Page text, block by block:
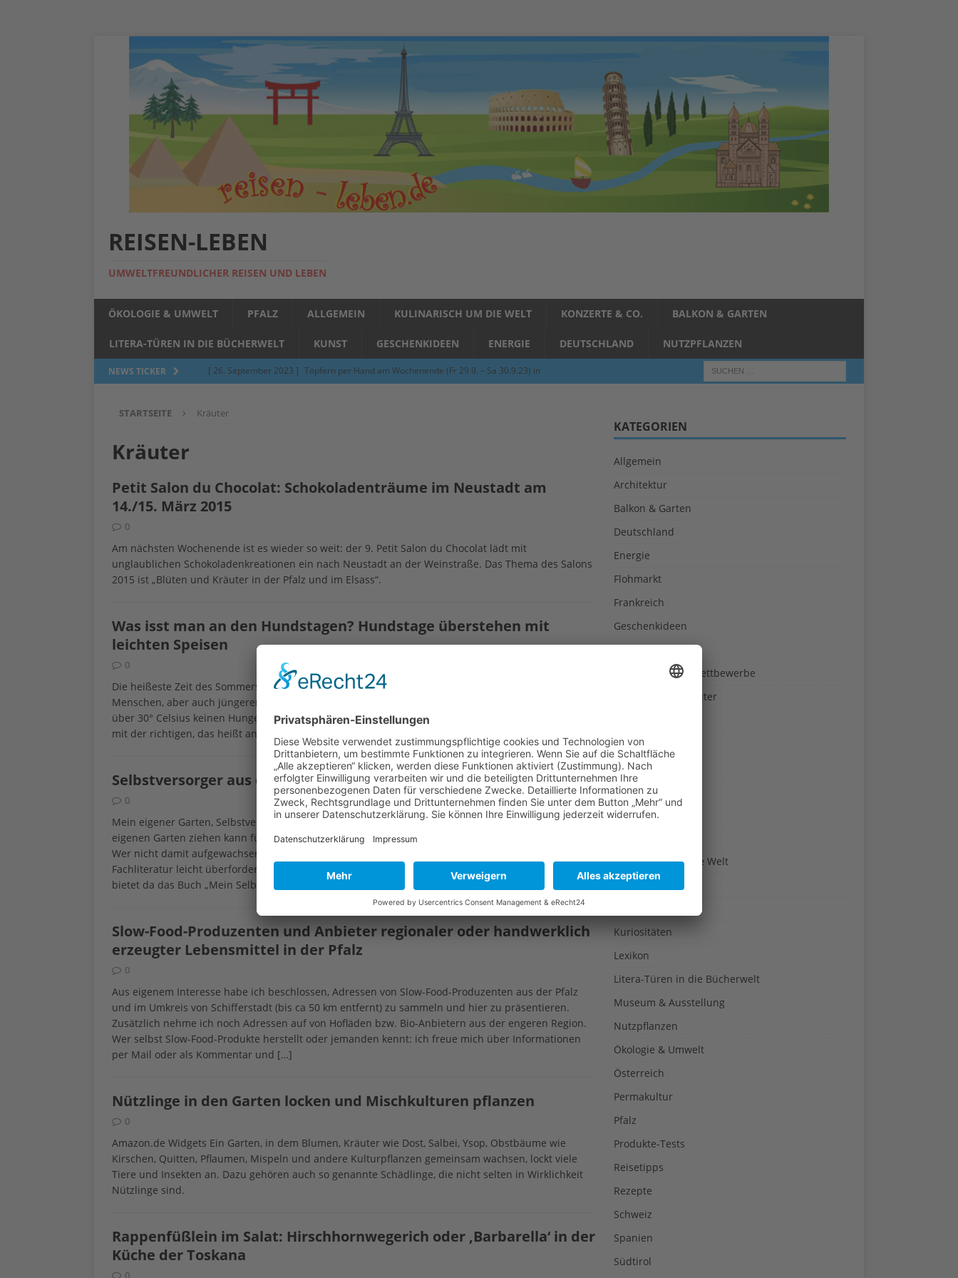
REISEN-LEBEN
UMWELTFREUNDLICHER REISEN UND LEBEN
ÖKOLOGIE & UMWELT PFALZ ALLGEMEIN KULINARISCH UM DIE WELT KONZERTE & CO. BALKON & GARTEN
LITERA-TÜREN IN DIE BÜCHERWELT KUNST GESCHENKIDEEN ENERGIE DEUTSCHLAND NUTZPFLANZEN
NEWS TICKER [ 26. September 2023 ] Töpfern per Hand am Wochenende (Fr 29.9. – Sa 30.9.23) in
[ 5. Juni 2023 ]
[ 24. März 2023 ]
Töpfern per Hand am Abend in Limburgerhof
ALLGEMEIN
Jucken auf acht Beinen…
GESUNDHEIT
STARTSEITE Kräuter
Kräuter
Petit Salon du Chocolat: Schokoladenträume im Neustadt am
14./15. März 2015
0
Am nächsten Wochenende ist es wieder so weit: der 9. Petit Salon du Chocolat lädt mit
unglaublichen Schokoladenkreationen ein nach Neustadt an der Weinstraße. Das Thema des Salons
2015 ist „Blüten und Kräuter in der Pfalz und im Elsass“.
Was isst man an den Hundstagen? Hundstage überstehen mit
leichten Speisen
0
Die heißeste Zeit des Sommers zwischen Juli und August ist auch die Zeit, in der gerade alten
Menschen, aber auch jüngeren Leuten der Appetit vergeht. Viele Leute haben bei Temperaturen von
über 30° Celsius keinen Hunger, essen kaum etwas und fühlen sich schlapp. Dabei kann man sich
mit der richtigen, das heißt an die Hitze angepasster Ernährung, etwas gegen die
Selbstversorger aus dem eigenen Garten – praktische Anleitung
0
Mein eigener Garten, Selbstversorger im Mini-Format – frische Kräuter, Obst und Gemüse im
eigenen Garten ziehen kann für blutige Anfänger zunächst ein eher frustrierendes Erlebnis sein:
Wer nicht damit aufgewachsen ist zu gärtnern, fühlt sich von der Fülle an detail- und wortreicher
Fachliteratur leicht überfordert. Praktische Infos für Garten-Neulinge, die Essbares pflanzen wollen,
bietet da das Buch „Mein Selbstversorger-Garten Monat
Slow-Food-Produzenten und Anbieter regionaler oder handwerklich
erzeugter Lebensmittel in der Pfalz
0
Aus eigenem Interesse habe ich beschlossen, Adressen von Slow-Food-Produzenten aus der Pfalz
und im Umkreis von Schifferstadt (bis ca 50 km entfernt) zu sammeln und hier zu präsentieren.
Zusätzlich nehme ich noch Adressen auf von Hofläden bzw. Bio-Anbietern aus der engeren Region.
Wer selbst Slow-Food-Produkte herstellt oder jemanden kennt: ich freue mich über Informationen
per Mail oder als Kommentar und […]
Nützlinge in den Garten locken und Mischkulturen pflanzen
0
Amazon.de Widgets Ein Garten, in dem Blumen, Kräuter wie Dost, Salbei, Ysop, Obstbäume wie
Kirschen, Quitten, Pflaumen, Mispeln und andere Kulturpflanzen gemeinsam wachsen, lockt viele
Tiere und Insekten an. Dazu gehören auch so genannte Schädlinge, die nicht selten in Wirklichkeit
Nützlinge sind.
Rappenfüßlein im Salat: Hirschhornwegerich oder ‚Barbarella‘ in der
Küche der Toskana
0
KATEGORIEN
Allgemein
Architektur
Balkon & Garten
Deutschland
Energie
Flohmarkt
Frankreich
Geschenkideen
Gewinnspiele & Wettbewerbe
Gewürze und Kräuter
Hochwasser
Ideen-Reich
Italien
Japan
Kulinarisch um die Welt
Kultur
Kuriositäten
Lexikon
Litera-Türen in die Bücherwelt
Museum & Ausstellung
Nutzpflanzen
Ökologie & Umwelt
Österreich
Permakultur
Pfalz
Produkte-Tests
Reisetipps
Rezepte
Schweiz
Spanien
Südtirol